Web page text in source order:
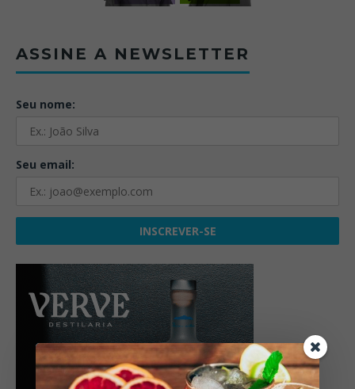
ASSINE A NEWSLETTER
Seu nome:
Seu email: